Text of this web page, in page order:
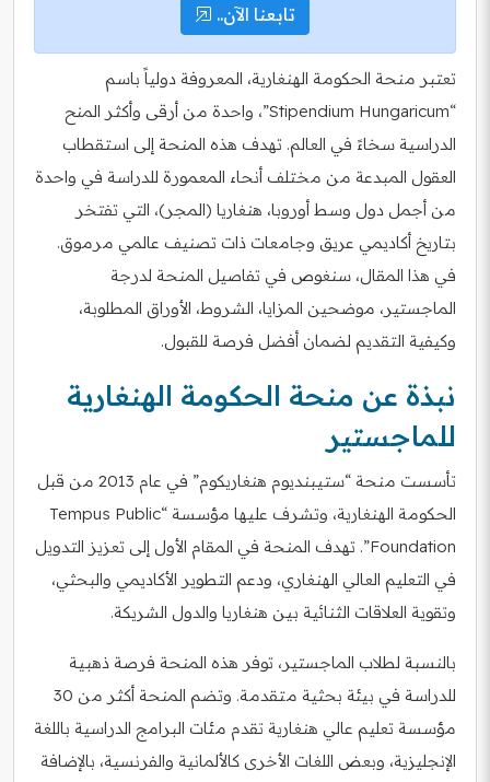
تابعنا الآن..
تعتبر منحة الحكومة الهنغارية، المعروفة دولياً باسم
“Stipendium Hungaricum”، واحدة من أرقى وأكثر المنح
الدراسية سخاءً في العالم. تهدف هذه المنحة إلى استقطاب
العقول المبدعة من مختلف أنحاء المعمورة للدراسة في واحدة
من أجمل دول وسط أوروبا، هنغاريا (المجر)، التي تفتخر
بتاريخ أكاديمي عريق وجامعات ذات تصنيف عالمي مرموق.
في هذا المقال، سنغوص في تفاصيل المنحة لدرجة
الماجستير، موضحين المزايا، الشروط، الأوراق المطلوبة،
وكيفية التقديم لضمان أفضل فرصة للقبول.
نبذة عن منحة الحكومة الهنغارية
للماجستير
تأسست منحة “ستيبنديوم هنغاريكوم” في عام 2013 من قبل
الحكومة الهنغارية، وتشرف عليها مؤسسة “Tempus Public
Foundation”. تهدف المنحة في المقام الأول إلى تعزيز التدويل
في التعليم العالي الهنغاري، ودعم التطوير الأكاديمي والبحثي،
وتقوية العلاقات الثنائية بين هنغاريا والدول الشريكة.
بالنسبة لطلاب الماجستير، توفر هذه المنحة فرصة ذهبية
للدراسة في بيئة بحثية متقدمة. وتضم المنحة أكثر من 30
مؤسسة تعليم عالي هنغارية تقدم مئات البرامج الدراسية باللغة
الإنجليزية، وبعض اللغات الأخرى كالألمانية والفرنسية، بالإضافة